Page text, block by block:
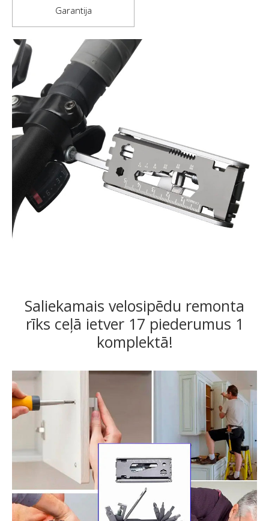
Garantija
Saliekamais velosipēdu remonta
rīks ceļā ietver 17 piederumus 1
komplektā!